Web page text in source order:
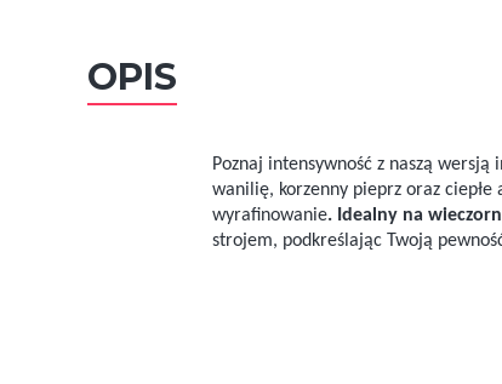
OPIS
Poznaj intensywność z naszą wersją
wanilię, korzenny pieprz oraz ciepłe
wyrafinowanie. Idealny na
strojem, podkreślając Twoją